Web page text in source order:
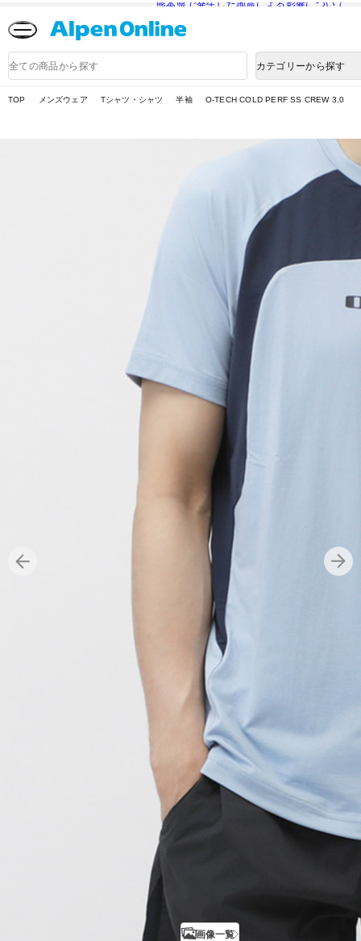
熊本県で発生した地震による影響について
品
検
カテゴリーから探す
TOP メンズウェア Tシャツ・シャツ 半袖 O-TECH COLD PERF SS CREW 3.0
画像一覧